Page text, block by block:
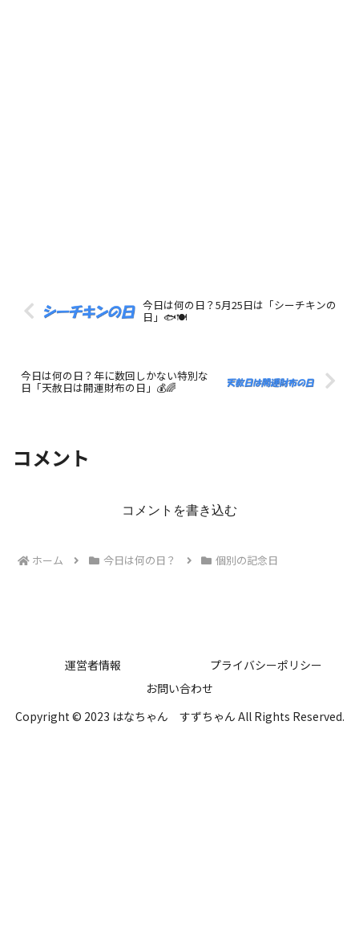
今日は何の日？5月25日は「シーチキンの
日」🐟🍽️
今日は何の日？年に数回しかない特別な
日「天赦日は開運財布の日」💰🌈
コメント
コメントを書き込む
ホーム 今日は何の日？ 個別の記念日
運営者情報
プライバシーポリシー
お問い合わせ
Copyright © 2023 はなちゃん すずちゃん All Rights Reserved.